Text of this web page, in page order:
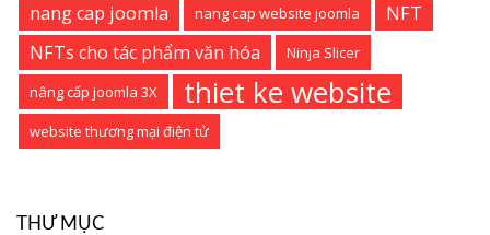
nang cap joomla nang cap website joomla
NFT
NFTs cho tác phẩm văn hóa
Ninja Slicer
nâng cấp joomla 3X
thiet ke website
website thương mại điện tử
THƯ MỤC